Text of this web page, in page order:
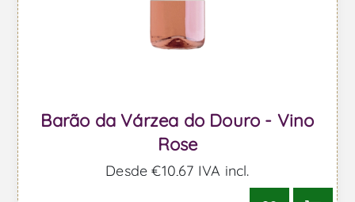
Barão da Várzea do Douro - Vino
Rose
Desde €10,67 IVA incl.